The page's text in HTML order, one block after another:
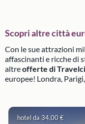
Scopri altre città
Con le sue attrazioni
affascinanti e ricche di
altreofferte di
europee! Londra,
hotel da 34,00 €